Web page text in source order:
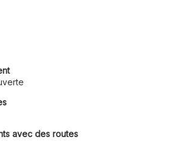
avec des routes